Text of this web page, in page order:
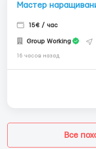
Мастер
15€ / час
Group Working
16 часов назад
Все